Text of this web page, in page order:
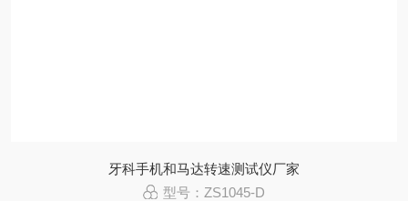
牙科手机和马达转速测试仪厂家
型号：ZS1045-D